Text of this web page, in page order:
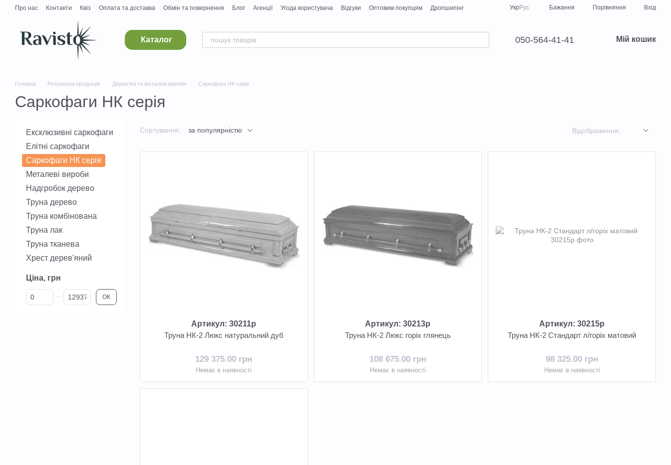
Перейти до основного контенту
Про нас Контакти Квіз Оплата та доставка Обмін та повернення Блог Агенції Угода користувача Відгуки Оптовим покупцям
Дропшипінг
УкрРус Бажання Порівняння Вхід
Каталог 050-564-41-41 Мій кошик
Головна Ритуальна продукція Дерев'яні та металеві вироби Саркофаги НК серія
Саркофаги НК серія
Сортування: за популярністю Відображення:
Артикул: 30211р
Труна НК-2 Люкс натуральний дуб
129 375.00 грн
Немає в наявності
Артикул: 30213р
Труна НК-2 Люкс горіх глянець
108 675.00 грн
Немає в наявності
Артикул: 30215р
Труна НК-2 Стандарт л/горіх матовий
98 325.00 грн
Немає в наявності
Ексклюзивні саркофаги
Елітні саркофаги
Саркофаги НК серія
Металеві вироби
Надгробок дерево
Труна дерево
Труна комбінована
Труна лак
Труна тканева
Хрест дерев'яний
Ціна, грн
Від Ціна, грн
До Ціна, грн ОК